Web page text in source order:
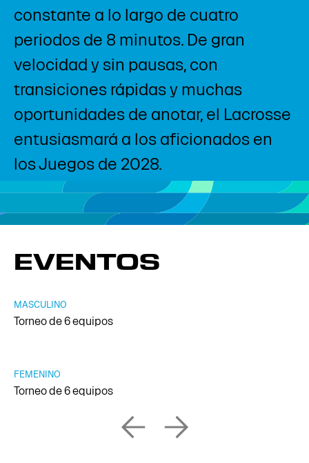
constante a lo largo de cuatro
periodos de 8 minutos. De gran
velocidad y sin pausas, con
transiciones rápidas y muchas
oportunidades de anotar, el Lacrosse
entusiasmará a los aficionados en
los Juegos de 2028.
EVENTOS
Torneo de 6 equipos
MASCULINO
Torneo de 6 equipos
FEMENINO